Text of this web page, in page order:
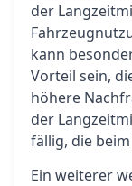
der
kann
Vorteil sein,
höhere
der
fällig, die
Ein weiterer